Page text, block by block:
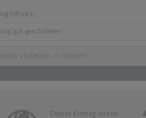
hilfreich.
gut geschrieben.
Dieser Eintrag wurde